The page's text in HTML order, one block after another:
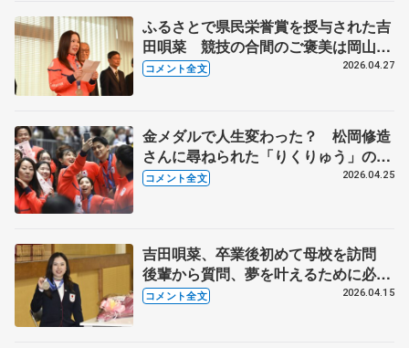
ふるさとで県民栄誉賞を授与された吉
田唄菜 競技の合間のご褒美は岡山の
銘菓 【岡山県県民栄誉賞授与】
コメント全文 2026.04.27
金メダルで人生変わった？ 松岡修造
さんに尋ねられた「りくりゅう」の答
えは 【冬季オリパラパレード】
コメント全文 2026.04.25
吉田唄菜、卒業後初めて母校を訪問
後輩から質問、夢を叶えるために必要
なことは？ 【母校の祝賀会と倉敷市
コメント全文 2026.04.15